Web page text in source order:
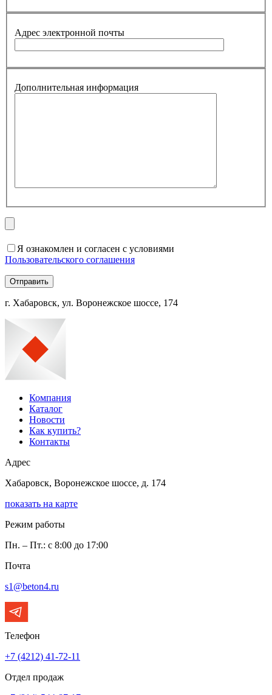
Адрес электронной почты
Дополнительная информация
Я ознакомлен и согласен с условиями
Пользовательского соглашения
г. Хабаровск, ул. Воронежское шоссе, 174
Компания
Каталог
Новости
Как купить?
Контакты
Адрес
Хабаровск, Воронежское шоссе, д. 174
показать на карте
Режим работы
Пн. – Пт.: с 8:00 до 17:00
Почта
s1@beton4.ru
Телефон
+7 (4212) 41-72-11
Отдел продаж